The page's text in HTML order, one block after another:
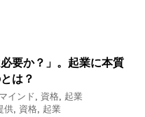
必要か？」。起業に本質
は？
マインド 資格 起業
供 資格 起業